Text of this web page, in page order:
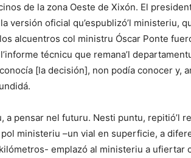
de la zona Oeste de Xixón. El
versión oficial qu’espublizó’l ministeriu,
alcuentros col ministru Óscar Ponte
técnicu que remana’l
[la decisión], non podía conocer y,
a pensar nel futuru. Nesti puntu, repitió’l
ministeriu –un vial en superficie, a
emplazó al ministeriu a ufiertar